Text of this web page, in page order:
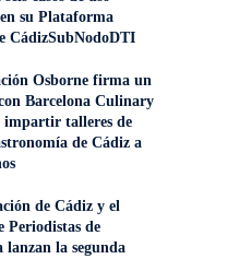
su Plataforma
CádizSubNodoDTI
Osborne firma un
Barcelona Culinary
impartir talleres de
de Cádiz a
de Cádiz y el
Periodistas de
lanzan la segunda